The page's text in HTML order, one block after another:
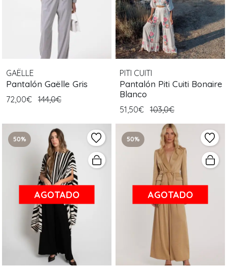
GAËLLE
Pantalón Gaëlle Gris
72,00€ 144,0€
PITI CUITI
Pantalón Piti Cuiti Bonaire
Blanco
51,50€ 103,0€
50%
AGOTADO
50%
AGOTADO